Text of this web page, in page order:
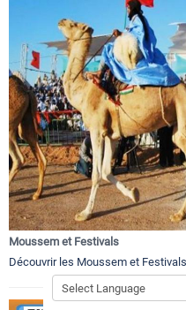
Moussem et Festivals
Découvrir les Moussem et